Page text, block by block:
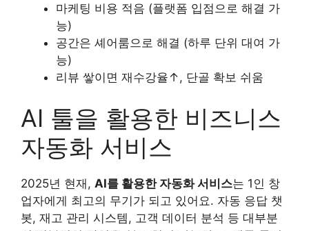
마케팅 비용 적음 (플랫폼 입점으로 해결 가
능)
공간은 셰어룸으로 해결 (하루 단위 대여 가
능)
리뷰 쌓이면 재수강율↑, 단골 확보 쉬움
AI 툴을 활용한 비즈니스
자동화 서비스
2025년 현재, AI를 활용한 자동화 서비스는 1인 창
업자에게 최고의 무기가 되고 있어요. 자동 응답 챗
봇, 재고 관리 시스템, 고객 데이터 분석 등 대부분